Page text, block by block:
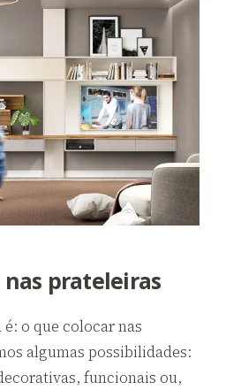
prateleiras
o que colocar nas
algumas possibilidades:
funcionais ou,